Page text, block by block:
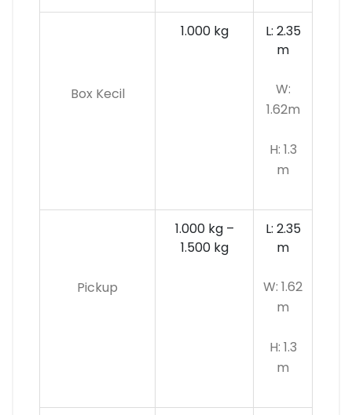
Box Kecil
1.000 kg
L: 2.35
m
W:
1.62m
H: 1.3
m
Pickup
1.000 kg –
1.500 kg
L: 2.35
m
W: 1.62
m
H: 1.3
m